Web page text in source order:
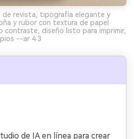
de revista, tipografía elegante y
y rubor con textura de papel
diseño listo para imprimir,
--ar 4:3
de IA en línea para crear